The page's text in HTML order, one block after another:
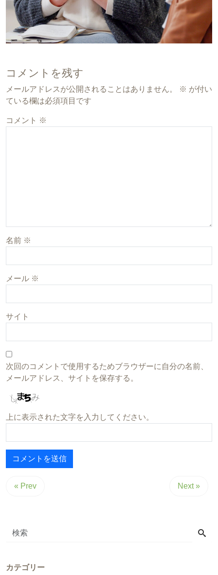
コメントを残す
メールアドレスが公開されることはありません。 ※ が付い
ている欄は必須項目です
コメント ※
名前 ※
メール ※
サイト
次回のコメントで使用するためブラウザーに自分の名前、
メールアドレス、サイトを保存する。
上に表示された文字を入力してください。
« Prev Next »
カテゴリー